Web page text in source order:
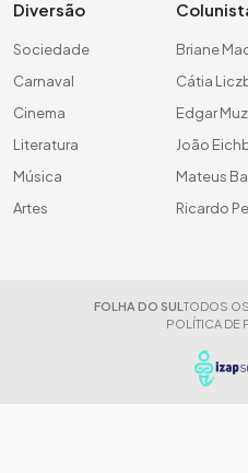
Diversão
Sociedade
Carnaval
Cinema
Literatura
Música
Artes
Briane
Cátia
Edgar
João
Mateus
Ricardo
FOLHA DO SUL TODOS
POLÍTICA DE